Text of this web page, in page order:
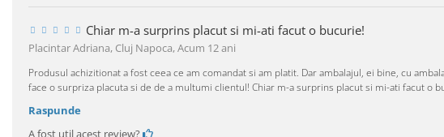
Chiar m-a surprins placut si mi-ati facut o bucurie!
Placintar Adriana, Cluj Napoca,Acum 12 ani
Produsul achizitionat a fost ceea ce am comandat si am platit. Dar ambalajul, ei bine, cu
face o surpriza placuta si de de a multumi clientul! Chiar m-a surprins placut si mi-ati facut o
Raspunde
A fost util acest review?